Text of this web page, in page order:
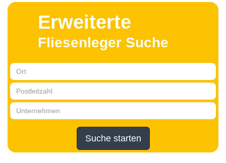
Erweiterte
Fliesenleger Suche
Suche starten